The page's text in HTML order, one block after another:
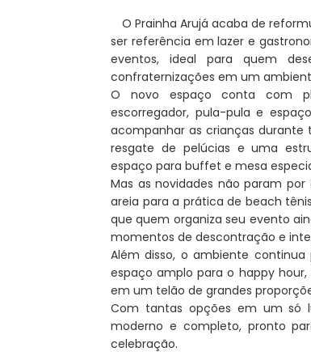
O Prainha Arujá acaba de
ser referência em lazer e
eventos, ideal para quem
confraternizações em um
O novo espaço conta com
escorregador, pula-pula e
acompanhar as crianças durante
resgate de pelúcias e uma
espaço para buffet e mesa
Mas as novidades não param
areia para a prática de beach
que quem organiza seu evento
momentos de descontração e
Além disso, o ambiente
espaço amplo para o happy
em um telão de grandes
Com tantas opções em um só
moderno e completo, pronto
celebração.